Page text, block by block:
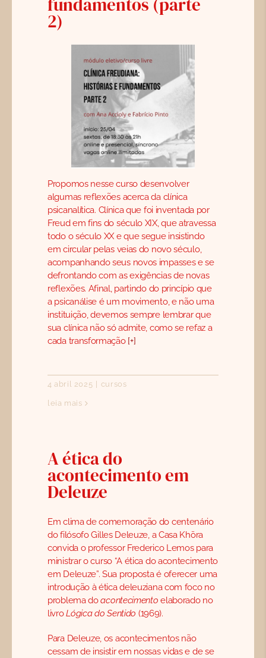
CONTATO
PORTUGUÊS
fundamentos (parte
2)
Propomos nesse curso desenvolver
algumas reflexões acerca da clínica
psicanalítica. Clínica que foi inventada por
Freud em fins do século XIX, que atravessa
todo o século XX e que segue insistindo
em circular pelas veias do novo século,
acompanhando seus novos impasses e se
defrontando com as exigências de novas
reflexões. Afinal, partindo do princípio que
a psicanálise é um movimento, e não uma
instituição, devemos sempre lembrar que
sua clínica não só admite, como se refaz a
cada transformação[+]
4 abril 2025 cursos
leia mais
A ética do
acontecimento em
Deleuze
Em clima de comemoração do centenário
do filósofo Gilles Deleuze, a Casa Khōra
convida o professor Frederico Lemos para
ministrar o curso “A ética do acontecimento
em Deleuze”. Sua proposta é oferecer uma
introdução à ética deleuziana com foco no
problema doacontecimento elaborado no
livroLógica do Sentido (1969).
Para Deleuze, os acontecimentos não
cessam de insistir em nossas vidas e de se